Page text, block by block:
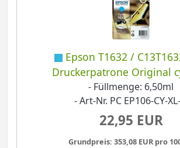
Epson T1632 /
Druckerpatrone Original
- Füllmenge: 6,50ml
- Art-Nr. PC EP106-CY-
22,95 EUR
Grundpreis: 353,08 EUR pro